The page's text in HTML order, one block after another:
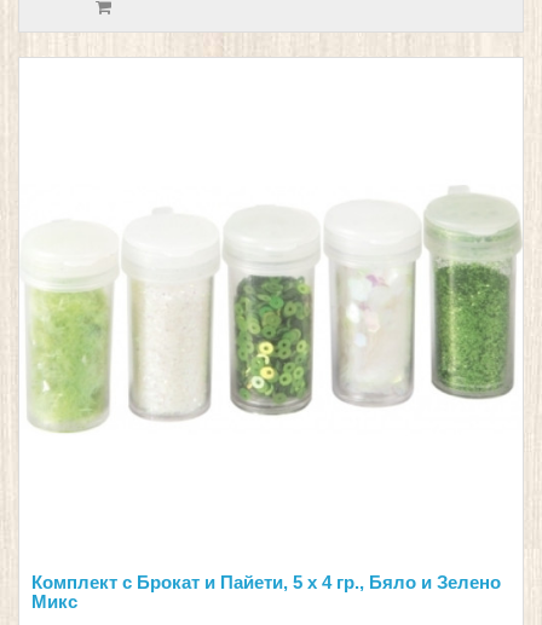
Комплект с Брокат и Пайети, 5 x 4 гр., Бяло и Зелено
Микс